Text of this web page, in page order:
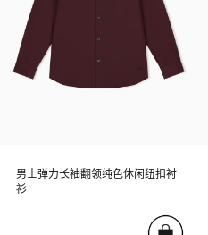
男士弹力长袖翻领纯色休闲纽扣衬
衫